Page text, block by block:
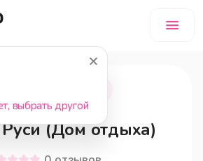
выбрать другой
(Дом отдыха)